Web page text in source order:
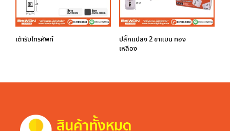
เต้ารับโทรศัพท์
ปลั๊กแปลง 2 ขาแบน ทอง
เหลือง